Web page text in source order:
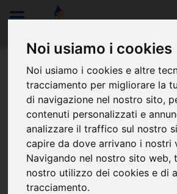
Noi usiamo i cookies
Noi usiamo i cookies e altre
tracciamento per migliorare la
di navigazione nel nostro sito,
contenuti personalizzati e
analizzare il traffico sul nostro
capire da dove arrivano i nostri
Navigando nel nostro sito web,
nostro utilizzo dei cookies e di
tracciamento.